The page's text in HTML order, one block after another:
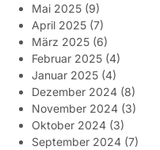
Mai 2025 (9)
April 2025 (7)
März 2025 (6)
Februar 2025 (4)
Januar 2025 (4)
Dezember 2024 (8)
November 2024 (3)
Oktober 2024 (3)
September 2024 (7)